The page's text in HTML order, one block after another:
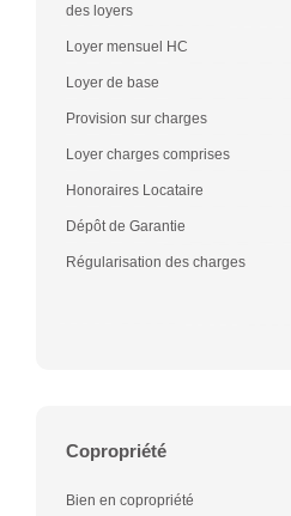
des loyers
Loyer mensuel HC
Loyer de base
Provision sur charges
Loyer charges comprises
Honoraires Locataire
Dépôt de Garantie
Régularisation des charges
Copropriété
Bien en copropriété